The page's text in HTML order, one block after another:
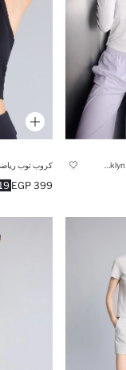
كروب توب
399 EGP